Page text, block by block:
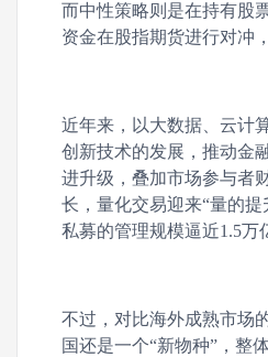
而中性策略则是在持有股
资金在股指期货进行对冲
近年来，以大数据、云计
创新技术的发展，推动金
进升级，叠加市场参与者
长，量化交易迎来“量的
私募的管理规模逼近1.5万
不过，对比海外成熟市场
国还是一个“新物种”，整